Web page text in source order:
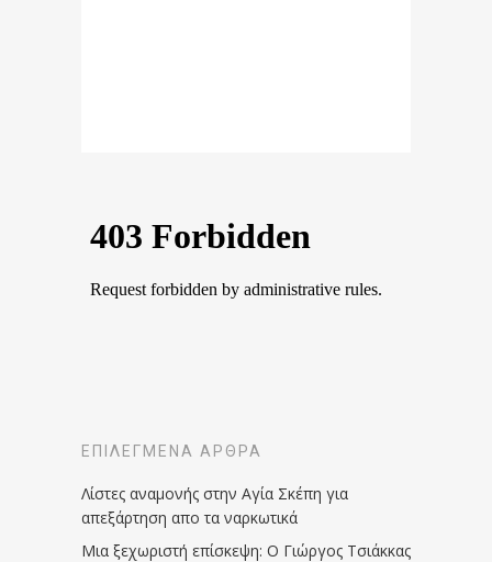
ΕΠΙΛΕΓΜΈΝΑ ΆΡΘΡΑ
Λίστες αναμονής στην Αγία Σκέπη για
απεξάρτηση απο τα ναρκωτικά
Μια ξεχωριστή επίσκεψη: Ο Γιώργος Τσιάκκας